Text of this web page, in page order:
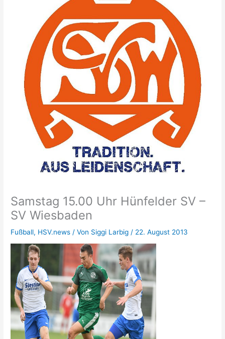
Samstag 15.00 Uhr Hünfelder SV –
SV Wiesbaden
Fußball, HSV.news / Von Siggi Larbig / 22. August 2013